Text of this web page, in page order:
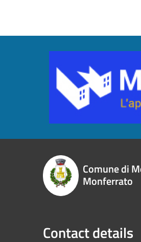
Comune di
Monferrato
Contact details